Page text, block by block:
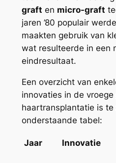
graft en micro-graft
jaren ’80 populair
maakten gebruik van
wat resulteerde in een
eindresultaat.
Een overzicht van
innovaties in de vroege
haartransplantatie is te
onderstaande tabel:
Jaar Innovatie